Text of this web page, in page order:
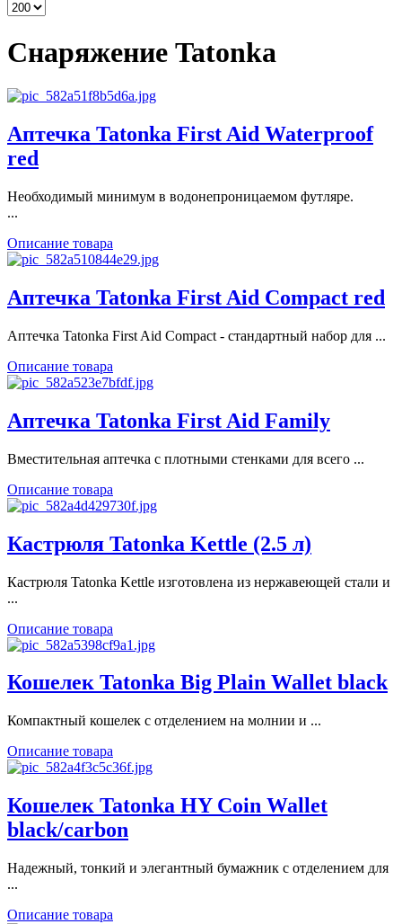
Снаряжение Tatonka
Аптечка Tatonka First Aid Waterproof
red
Необходимый минимум в водонепроницаемом футляре.
...
Описание товара
Аптечка Tatonka First Aid Compact red
Аптечка Tatonka First Aid Compact - стандартный набор для ...
Описание товара
Аптечка Tatonka First Aid Family
Вместительная аптечка с плотными стенками для всего ...
Описание товара
Кастрюля Tatonka Kettle (2.5 л)
Кастрюля Tatonka Kettle изготовлена из нержавеющей стали и
...
Описание товара
Кошелек Tatonka Big Plain Wallet black
Компактный кошелек c отделением на молнии и ...
Описание товара
Кошелек Tatonka HY Coin Wallet
black/carbon
Надежный, тонкий и элегантный бумажник с отделением для
...
Описание товара